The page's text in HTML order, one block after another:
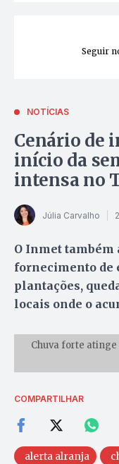
Seguir
NOTÍCIAS
Cenário de
início da
intensa no
Júlia Carvalho
O Inmet
fornecimento de
plantações,
locais onde o
Chuva forte
COMPARTILHAR
alerta alranja